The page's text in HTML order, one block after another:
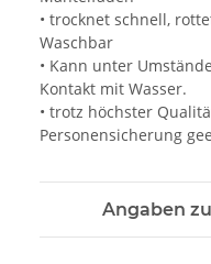
• trocknet schnell,
Waschbar
• Kann unter
Kontakt mit Wasser.
• trotz höchster
Personensicherung
Angaben